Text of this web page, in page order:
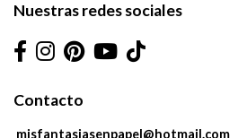
Nuestras redes sociales
Contacto
misfantasiasenpapel@hotmail.com